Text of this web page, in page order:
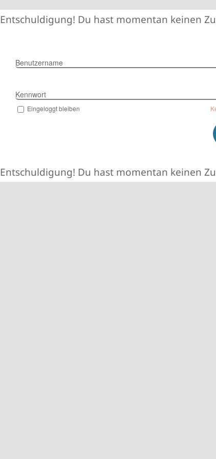
Zum
Entschuldigung! Du hast momentan keinen
Benutzername
Kennwort
Eingeloggt bleiben
Entschuldigung! Du hast momentan keinen